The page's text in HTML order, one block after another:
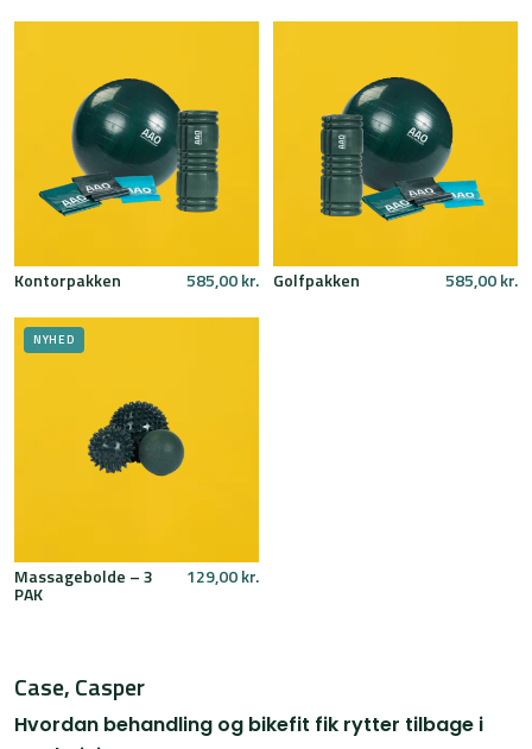
Kontorpakken 585,00kr. Golfpakken 585,00kr.
NYHED
Massagebolde – 3
PAK
129,00kr.
Case, Casper
Hvordan behandling og bikefit fik rytter tilbage i